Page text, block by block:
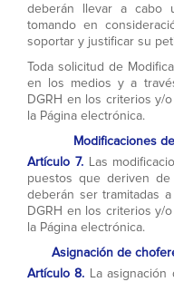
deberán llevar a cabo
tomando en
soportar y justificar su
Toda solicitud de
en los medios y a
DGRH en los criterios y/
la Página electrónica.
Modificaciones
Artículo 7. Las
puestos que deriven de
deberán ser tramitadas
DGRH en los criterios y/
la Página electrónica.
Asignación de
Artículo 8. La